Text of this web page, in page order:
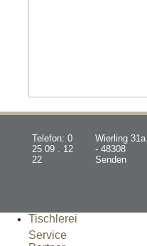
Telefon: 0
25 09 . 12
22
Wierling 31a
- 48308
Senden
Tischlerei
Service